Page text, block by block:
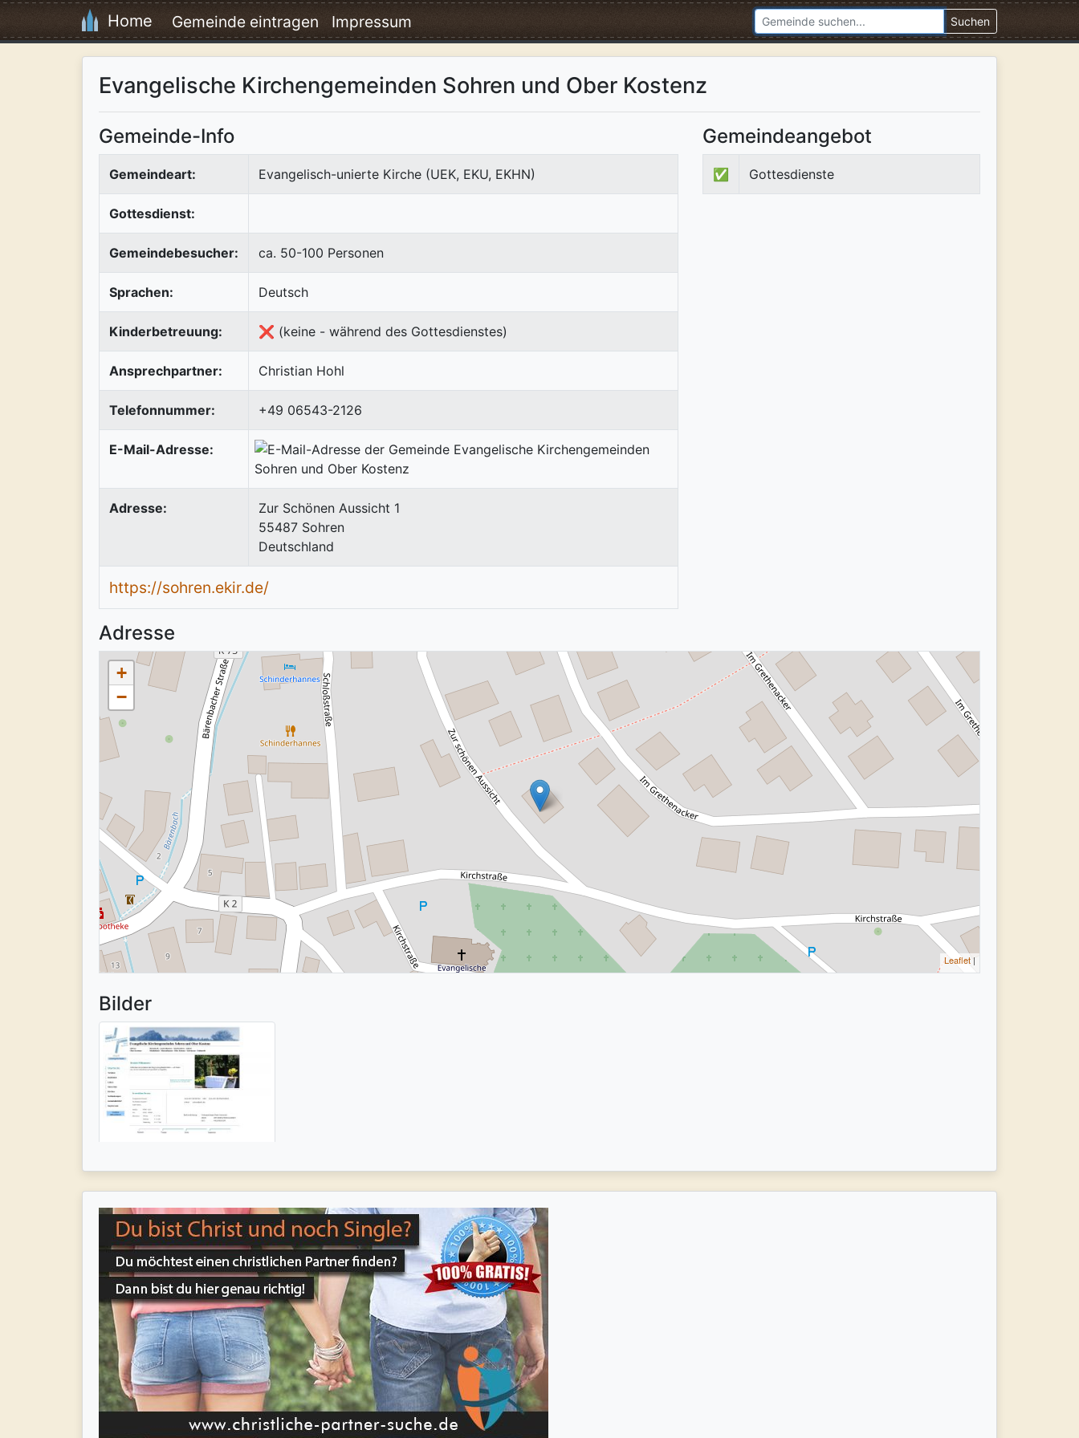
Home Gemeinde eintragen Impressum Suchen
Evangelische Kirchengemeinden Sohren und Ober Kostenz
Gemeinde-Info
Gemeindeart: Evangelisch-unierte Kirche (UEK, EKU, EKHN)
Gottesdienst:
Gemeindebesucher: ca. 50-100 Personen
Sprachen: Deutsch
Kinderbetreuung: ❌ (keine - während des Gottesdienstes)
Ansprechpartner: Christian Hohl
Telefonnummer: +49 06543-2126
E-Mail-Adresse:
Adresse:
Zur Schönen Aussicht 1
55487 Sohren
Deutschland
https://sohren.ekir.de/
Gemeindeangebot
✅ Gottesdienste
Adresse
+
−
Leaflet |
Bilder